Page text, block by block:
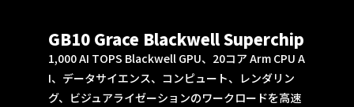
GB10 Grace Blackwell Superchip
1,000 AI TOPS Blackwell GPU、20コア Arm CPU A
I、データサイエンス、コンピュート、レンダリン
グ、ビジュアライゼーションのワークロードを高速